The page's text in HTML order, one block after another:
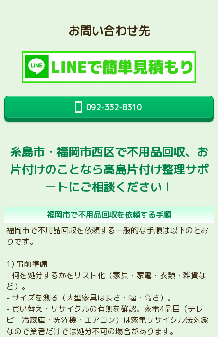
お問い合わせ先
092-332-8310
糸島市・福岡市西区で不用品回収、お
片付けのことなら髙島片付け整理サポ
ートにご相談ください！
福岡市で不用品回収を依頼する手順
福岡市で不用品回収を依頼する一般的な手順は以下のとお
りです。
1) 事前準備
- 何を処分するかをリスト化（家具・家電・衣類・雑貨な
ど）。
- サイズを測る（大型家具は長さ・幅・高さ）。
- 買い替え・リサイクルの有無を確認。家電4品目（テレ
ビ・冷蔵庫・洗濯機・エアコン）は家電リサイクル法対象
なので業者だけでは処分不可の場合があります。